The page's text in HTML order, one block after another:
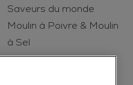
Saveurs du monde
Moulin à Poivre & Moulin
à Sel
Le Secret des Epices